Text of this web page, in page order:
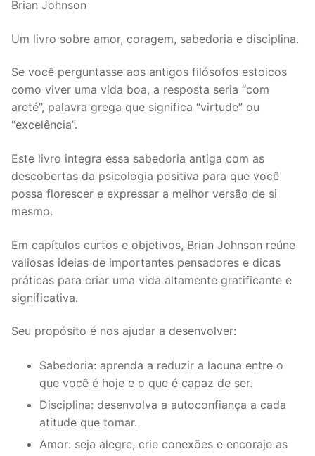
Brian Johnson
Um livro sobre amor, coragem, sabedoria e disciplina.
Se você perguntasse aos antigos filósofos estoicos
como viver uma vida boa, a resposta seria “com
areté”, palavra grega que significa “virtude” ou
“excelência”.
Este livro integra essa sabedoria antiga com as
descobertas da psicologia positiva para que você
possa florescer e expressar a melhor versão de si
mesmo.
Em capítulos curtos e objetivos, Brian Johnson reúne
valiosas ideias de importantes pensadores e dicas
práticas para criar uma vida altamente gratificante e
significativa.
Seu propósito é nos ajudar a desenvolver:
Sabedoria: aprenda a reduzir a lacuna entre o
que você é hoje e o que é capaz de ser.
Disciplina: desenvolva a autoconfiança a cada
atitude que tomar.
Amor: seja alegre, crie conexões e encoraje as